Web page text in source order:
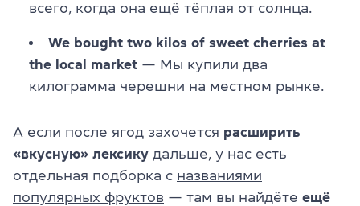
всего, когда она ещё тёплая от солнца.
We bought two kilos of sweet cherries at
the local market — Мы купили два
килограмма черешни на местном рынке.
А если после ягод захочется расширить
«вкусную» лексику дальше, у нас есть
отдельная подборка с названиями
популярных фруктов — там вы найдёте ещё